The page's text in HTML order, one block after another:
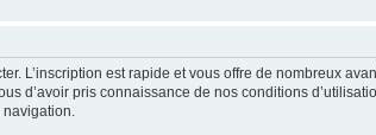
L’inscription est rapide et vous offre de nombreux
d’avoir pris connaissance de nos conditions
navigation.